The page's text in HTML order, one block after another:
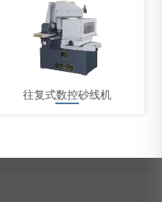
往复式数控砂线机